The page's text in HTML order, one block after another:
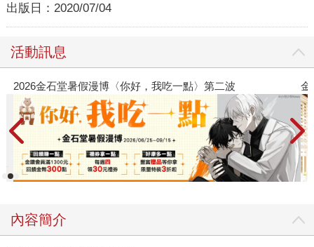
出版日： 2020/07/04
活動訊息
2026金石堂暑假漫博〈你好，我吃一點〉第二波 金
內容簡介